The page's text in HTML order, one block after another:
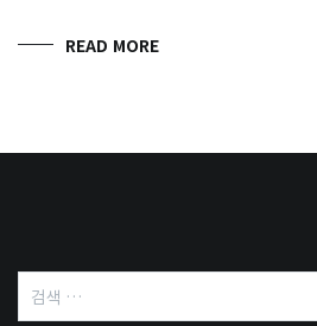
READ MORE
검
색: